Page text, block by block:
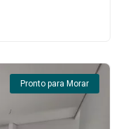
Pronto para Morar